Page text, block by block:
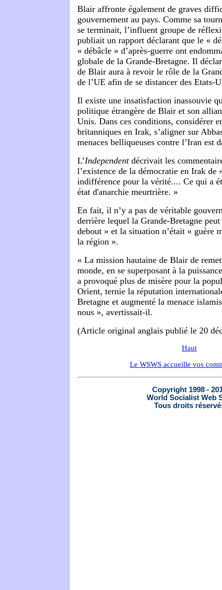
Blair affronte également de graves
gouvernement au pays. Comme sa
se terminait, l’influent groupe de
publiait un rapport déclarant que le «
« débâcle » d’après-guerre ont
globale de la Grande-Bretagne. Il
de Blair aura à revoir le rôle de la
de l’UE afin de se distancer des Etats-
Il existe une insatisfaction inassouvie
politique étrangère de Blair et son
Unis. Dans ces conditions, considérer
britanniques en Irak, s’aligner sur
menaces belliqueuses contre l’Iran est
L’Independent décrivait les
l’existence de la démocratie en Irak de
indifférence pour la vérité.... Ce qui a
état d'anarchie meurtrière. »
En fait, il n’y a pas de véritable
derrière lequel la Grande-Bretagne
debout » et la situation n’était « guère
la région ».
« La mission hautaine de Blair de
monde, en se superposant à la
a provoqué plus de misère pour la
Orient, ternie la réputation
Bretagne et augmenté la menace
nous », avertissait-il.
(Article original anglais publié le 20
Haut
Le WSWS accueille vos
Copyright 1998 -
World Socialist Web
Tous droits